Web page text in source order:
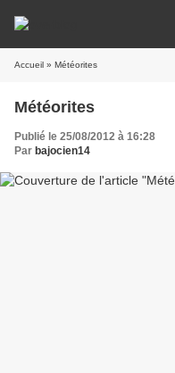
Accueil » Météorites
Météorites
Publié le 25/08/2012 à 16:28
Par bajocien14